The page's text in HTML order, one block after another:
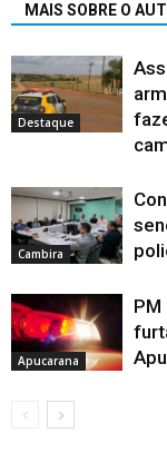
MAIS SOBRE O
Destaque
Cambira
Apucarana